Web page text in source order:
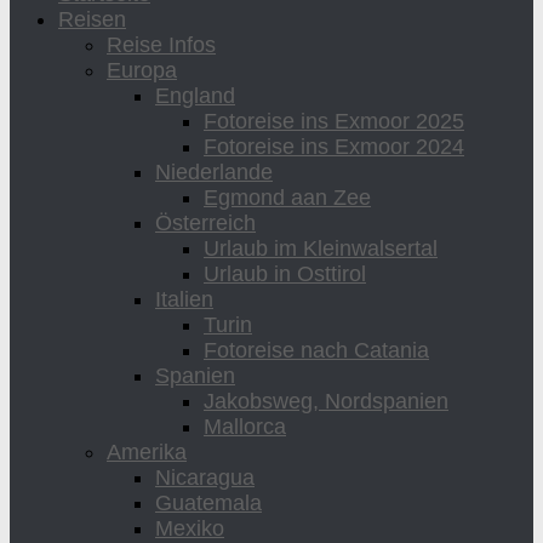
Reisen
Reise Infos
Europa
England
Fotoreise ins Exmoor 2025
Fotoreise ins Exmoor 2024
Niederlande
Egmond aan Zee
Österreich
Urlaub im Kleinwalsertal
Urlaub in Osttirol
Italien
Turin
Fotoreise nach Catania
Spanien
Jakobsweg, Nordspanien
Mallorca
Amerika
Nicaragua
Guatemala
Mexiko